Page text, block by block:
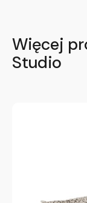
Więcej
Studio